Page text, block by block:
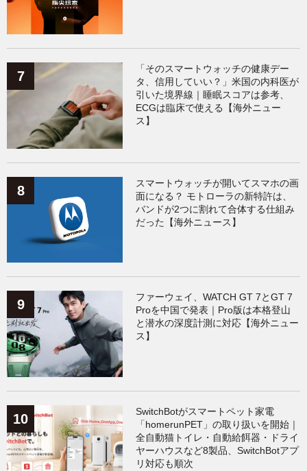
「そのスマートウォッチの健康デー
タ、信用していい？」米国の内科医が
引いた境界線｜睡眠スコアは参考、
ECGは臨床で使える【海外ニュー
ス】
スマートウォッチが開いてスマホの画
面になる？ モトローラの新特許は、
バンドが2つに割れて合体する仕組み
だった【海外ニュース】
ファーウェイ、WATCH GT 7とGT 7
Proを中国で発表｜Pro版は本格登山
と潜水の深度計測に対応【海外ニュー
ス】
SwitchBotがスマートペット家電
「homerunPET」の取り扱いを開始｜
全自動猫トイレ・自動給餌器・ドライ
ヤーハウスなど8製品、SwitchBotアプ
リ対応も順次